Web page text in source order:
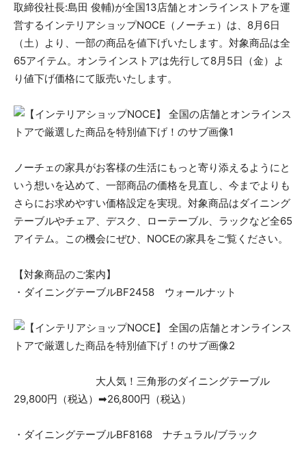
取締役社長:島田 俊輔)が全国13店舗とオンラインストアを運
営するインテリアショップNOCE（ノーチェ）は、8月6日
（土）より、一部の商品を値下げいたします。対象商品は全
65アイテム。オンラインストアは先行して8月5日（金）よ
り値下げ価格にて販売いたします。
ノーチェの家具がお客様の生活にもっと寄り添えるようにと
いう想いを込めて、一部商品の価格を見直し、今までよりも
さらにお求めやすい価格設定を実現。対象商品はダイニング
テーブルやチェア、デスク、ローテーブル、ラックなど全65
アイテム。この機会にぜひ、NOCEの家具をご覧ください。
【対象商品のご案内】
・ダイニングテーブルBF2458 ウォールナット
大人気！三角形のダイニングテーブル
29,800円（税込）➡26,800円（税込）
・ダイニングテーブルBF8168 ナチュラル/ブラック